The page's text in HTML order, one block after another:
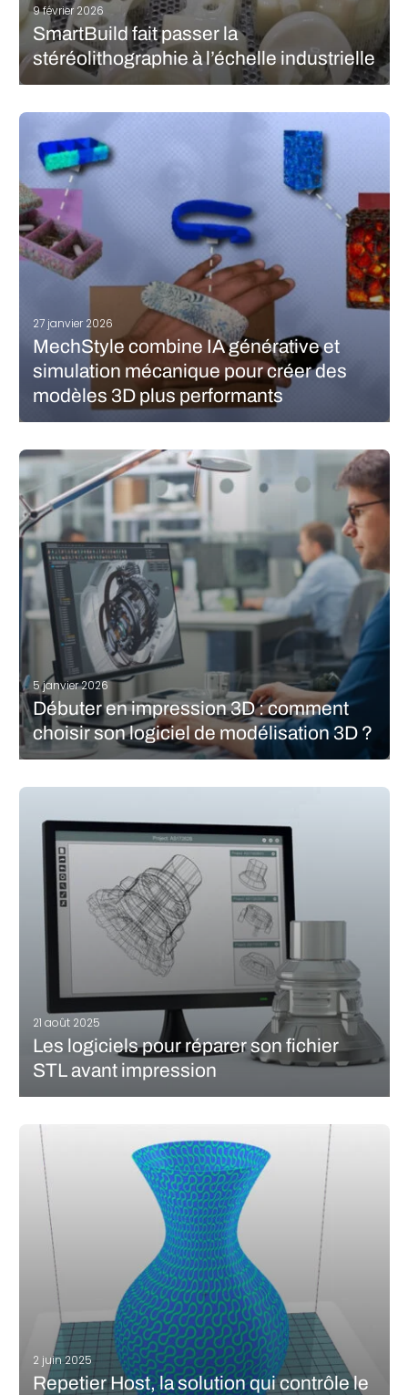
9 février 2026
SmartBuild fait passer la
stéréolithographie à l’échelle industrielle
additive éprouvée et adoptée par de nombreux utilisateurs, elle a
son lot de défis et présente quelques contraintes quand il s’agit
de passer à l’étape supérieure. Les industriels sont souvent
confrontés à…
LIRE LA SUITE
27 janvier 2026
MechStyle combine IA générative et
simulation mécanique pour créer des
modèles 3D plus performants
IA, vous savez que cette expérience peut présenter certains
obstacles : le modèle 3D peut présenter des « bosses IA »
indésirables (petites imperfections ou protubérances
irrégulières), des détails…
LIRE LA SUITE
5 janvier 2026
Débuter en impression 3D : comment
choisir son logiciel de modélisation 3D ?
repousser ses limites, il est crucial de bien maîtriser son
et de savoir régler quelques paramètres importants du logiciel
de tranchage.…
LIRE LA SUITE
21 août 2025
Les logiciels pour réparer son fichier
STL avant impression
que l’impression a échoué. Bien qu’il y ait de nombreuses
raisons à cela – paramètres incorrects, mauvais nivellement du
plateau, etc. – les problèmes proviennent souvent de la
conception…
LIRE LA SUITE
2 juin 2025
Repetier Host, la solution qui contrôle le